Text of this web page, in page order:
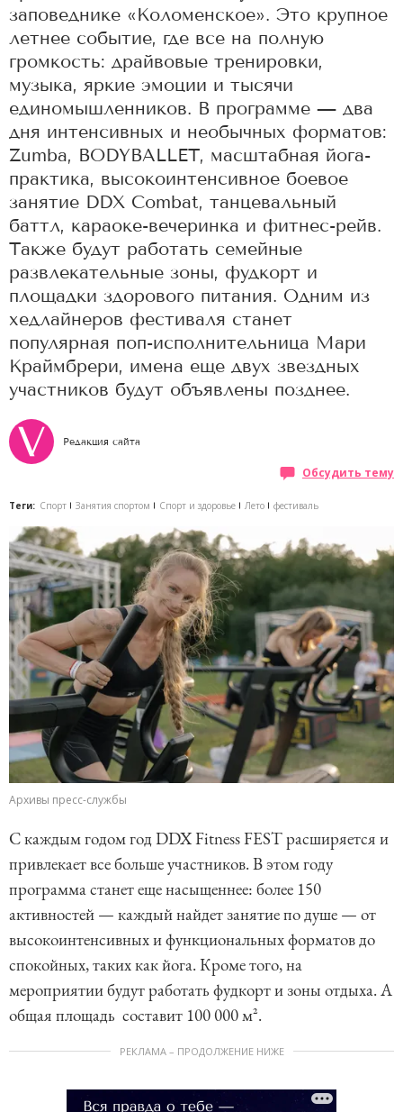
заповеднике «Коломенское». Это крупное
летнее событие, где все на полную
громкость: драйвовые тренировки,
музыка, яркие эмоции и тысячи
единомышленников. В программе — два
дня интенсивных и необычных форматов:
Zumba, BODYBALLET, масштабная йога-
практика, высокоинтенсивное боевое
занятие DDX Combat, танцевальный
баттл, караоке-вечеринка и фитнес-рейв.
Также будут работать семейные
развлекательные зоны, фудкорт и
площадки здорового питания. Одним из
хедлайнеров фестиваля станет
популярная поп-исполнительница Мари
Краймбрери, имена еще двух звездных
участников будут объявлены позднее.
Редакция сайта
Обсудить тему
Теги: Спорт Занятия спортом Спорт и здоровье Лето фестиваль
Архивы пресс-службы
С каждым годом год DDX Fitness FEST расширяется и
привлекает все больше участников. В этом году
программа станет еще насыщеннее: более 150
активностей — каждый найдет занятие по душе — от
высокоинтенсивных и функциональных форматов до
спокойных, таких как йога. Кроме того, на
мероприятии будут работать фудкорт и зоны отдыха. А
общая площадь составит 100 000 м².
РЕКЛАМА – ПРОДОЛЖЕНИЕ НИЖЕ